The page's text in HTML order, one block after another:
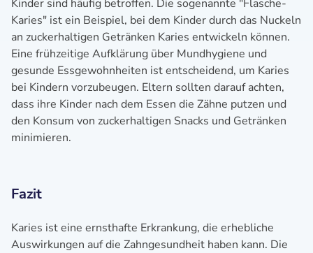
Kinder sind häufig betroffen. Die sogenannte "Flasche-
Karies" ist ein Beispiel, bei dem Kinder durch das Nuckeln
an zuckerhaltigen Getränken Karies entwickeln können.
Eine frühzeitige Aufklärung über Mundhygiene und
gesunde Essgewohnheiten ist entscheidend, um Karies
bei Kindern vorzubeugen. Eltern sollten darauf achten,
dass ihre Kinder nach dem Essen die Zähne putzen und
den Konsum von zuckerhaltigen Snacks und Getränken
minimieren.
Fazit
Karies ist eine ernsthafte Erkrankung, die erhebliche
Auswirkungen auf die Zahngesundheit haben kann. Die